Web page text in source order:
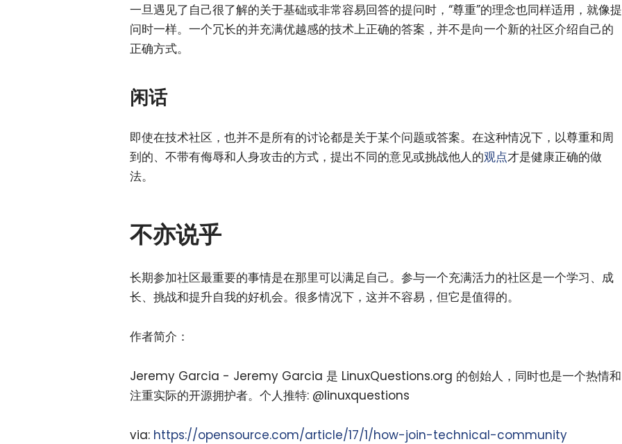
一旦遇见了自己很了解的关于基础或非常容易回答的提问时，“尊重”的理念也同样适用，就像提
问时一样。一个冗长的并充满优越感的技术上正确的答案，并不是向一个新的社区介绍自己的
正确方式。
闲话
即使在技术社区，也并不是所有的讨论都是关于某个问题或答案。在这种情况下，以尊重和周
到的、不带有侮辱和人身攻击的方式，提出不同的意见或挑战他人的观点才是健康正确的做
法。
不亦说乎
长期参加社区最重要的事情是在那里可以满足自己。参与一个充满活力的社区是一个学习、成
长、挑战和提升自我的好机会。很多情况下，这并不容易，但它是值得的。
作者简介：
Jeremy Garcia - Jeremy Garcia 是 LinuxQuestions.org 的创始人，同时也是一个热情和
注重实际的开源拥护者。个人推特: @linuxquestions
via: https://opensource.com/article/17/1/how-join-technical-community